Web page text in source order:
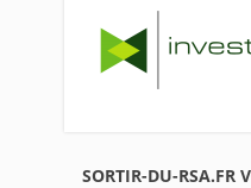
SORTIR-DU-RSA.FR